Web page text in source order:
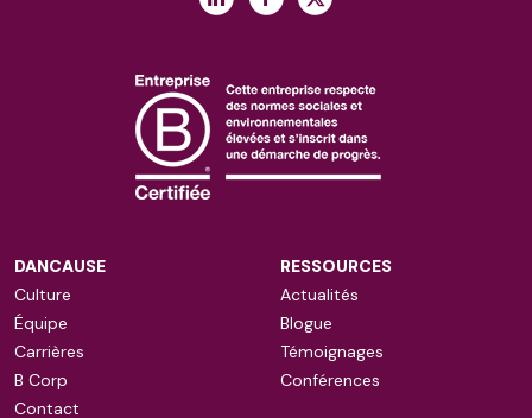
DANCAUSE
Culture
Équipe
Carrières
B Corp
Contact
RESSOURCES
Actualités
Blogue
Témoignages
Conférences